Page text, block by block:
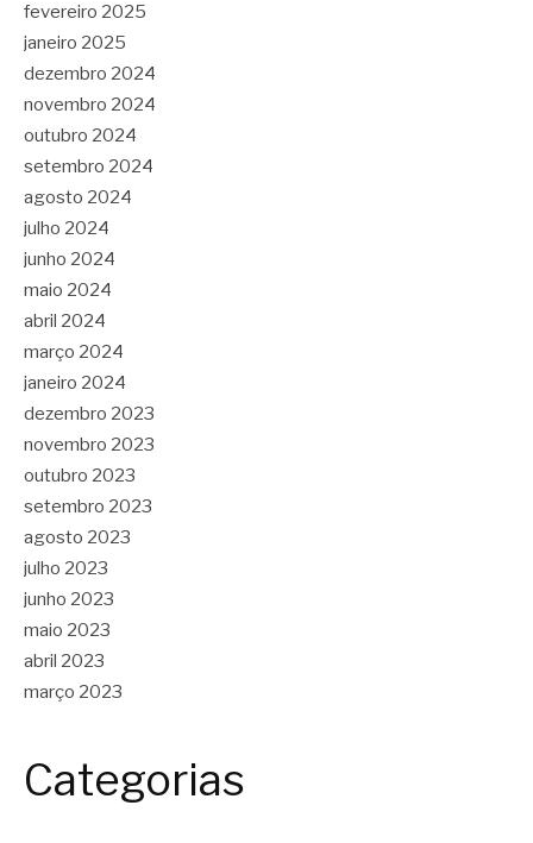
fevereiro 2025
janeiro 2025
dezembro 2024
novembro 2024
outubro 2024
setembro 2024
agosto 2024
julho 2024
junho 2024
maio 2024
abril 2024
março 2024
janeiro 2024
dezembro 2023
novembro 2023
outubro 2023
setembro 2023
agosto 2023
julho 2023
junho 2023
maio 2023
abril 2023
março 2023
Categorias